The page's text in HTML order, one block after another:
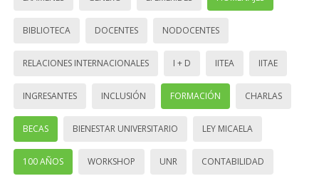
BIBLIOTECA DOCENTES NODOCENTES
RELACIONES INTERNACIONALES I + D IITEA IITAE
INGRESANTES INCLUSIÓN FORMACIÓN CHARLAS
BECAS BIENESTAR UNIVERSITARIO LEY MICAELA
100 AÑOS WORKSHOP UNR CONTABILIDAD